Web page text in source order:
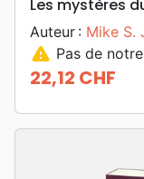
Les mystères
Auteur : Mike S.
warning Pas de
Prix
22,12 CHF